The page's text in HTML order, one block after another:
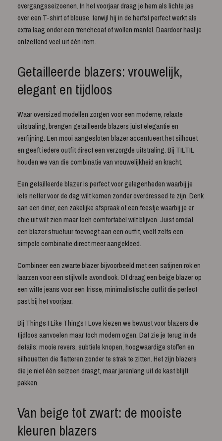
overgangsseizoenen. In het voorjaar draag je hem als lichte jas
over een T-shirt of blouse, terwijl hij in de herfst perfect werkt als
extra laag onder een trenchcoat of wollen mantel. Daardoor haal je
ontzettend veel uit één item.
Getailleerde blazers: vrouwelijk,
elegant en tijdloos
Waar oversized modellen zorgen voor een moderne, relaxte
uitstraling, brengen getailleerde blazers juist elegantie en
verfijning. Een mooi aangesloten blazer accentueert het silhouet
en geeft iedere outfit direct een verzorgde uitstraling. Bij TILTIL
houden we van die combinatie van vrouwelijkheid en kracht.
Een getailleerde blazer is perfect voor gelegenheden waarbij je
iets netter voor de dag wilt komen zonder overdressed te zijn. Denk
aan een diner, een zakelijke afspraak of een feestje waarbij je er
chic uit wilt zien maar toch comfortabel wilt blijven. Juist omdat
een blazer structuur toevoegt aan een outfit, voelt zelfs een
simpele combinatie direct meer aangekleed.
Combineer een zwarte blazer bijvoorbeeld met een satijnen rok en
laarzen voor een stijlvolle avondlook. Of draag een beige blazer op
een witte jeans voor een frisse, minimalistische outfit die perfect
past bij het voorjaar.
Bij Things I Like Things I Love kiezen we bewust voor blazers die
tijdloos aanvoelen maar toch modern ogen. Dat zie je terug in de
details: mooie revers, subtiele knopen, hoogwaardige stoffen en
silhouetten die flatteren zonder te strak te zitten. Het zijn blazers
die je niet één seizoen draagt, maar jarenlang uit de kast blijft
pakken.
Van beige tot zwart: de mooiste
kleuren blazers